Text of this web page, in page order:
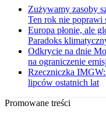
Zużywamy zasoby
Ten rok nie poprawi
Europa płonie, ale
Paradoks
Odkrycie na dnie
na ograniczenie
Rzeczniczka
lipców ostatnich lat
Promowane treści